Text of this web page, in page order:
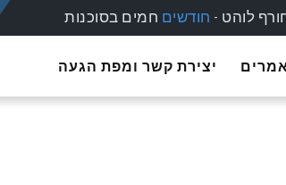
לוהט - חודשים חמים בסוכנות
יצירת קשר ומפת הגעה